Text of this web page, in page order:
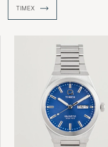
Saatatkin tuntea Timex
yhden ensimmäisistä
TIMEX